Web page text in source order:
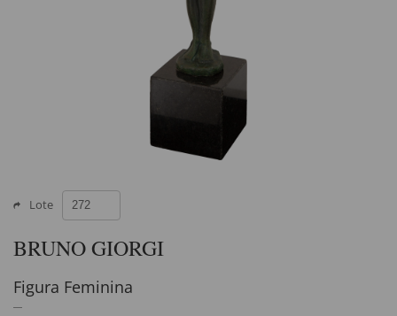
Lote
BRUNO GIORGI
Figura Feminina